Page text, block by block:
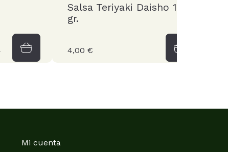
Salsa Teriyaki Daisho 180
gr.
4,00 €
Mi cuenta